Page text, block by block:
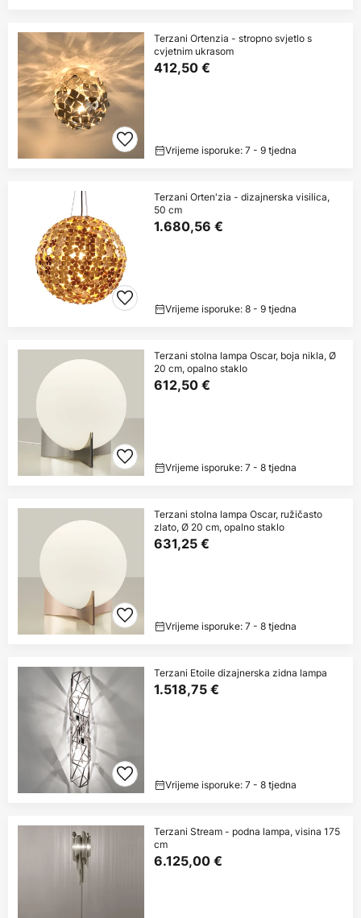
Terzani Ortenzia - stropno svjetlo s
cvjetnim ukrasom
412,50 €
Vrijeme isporuke: 7 - 9 tjedna
Terzani Orten'zia - dizajnerska visilica,
50 cm
1.680,56 €
Vrijeme isporuke: 8 - 9 tjedna
Terzani stolna lampa Oscar, boja nikla, Ø
20 cm, opalno staklo
612,50 €
Vrijeme isporuke: 7 - 8 tjedna
Terzani stolna lampa Oscar, ružičasto
zlato, Ø 20 cm, opalno staklo
631,25 €
Vrijeme isporuke: 7 - 8 tjedna
Terzani Etoile dizajnerska zidna lampa
1.518,75 €
Vrijeme isporuke: 7 - 8 tjedna
Terzani Stream - podna lampa, visina 175
cm
6.125,00 €